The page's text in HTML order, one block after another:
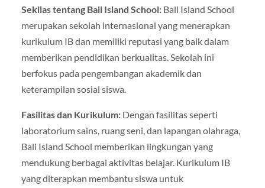
Sekilas tentang Bali Island School:Bali Island School
merupakan sekolah internasional yang menerapkan
kurikulum IB dan memiliki reputasi yang baik dalam
memberikan pendidikan berkualitas. Sekolah ini
berfokus pada pengembangan akademik dan
keterampilan sosial siswa.
Fasilitas dan Kurikulum:Dengan fasilitas seperti
laboratorium sains, ruang seni, dan lapangan olahraga,
Bali Island School memberikan lingkungan yang
mendukung berbagai aktivitas belajar. Kurikulum IB
yang diterapkan membantu siswa untuk